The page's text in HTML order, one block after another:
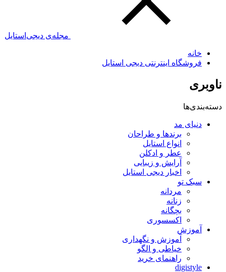
مجله‌ی دیجی‌استایل
خانه
فروشگاه اینترنتی دیجی استایل
ناوبری
دسته‌بندی‌ها
دنیای مد
برندها و طراحان
انواع استایل
عطر و ادکلن
آرایش و زیبایی
اخبار دیجی استایل
سبک تو
مردانه
زنانه
بچگانه
اکسسوری
آموزش
آموزش و نگهداری
خیاطی و الگو
راهنمای خرید
digistyle